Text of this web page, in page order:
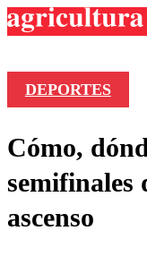
DEPORTES
Cómo,
semifinales
ascenso